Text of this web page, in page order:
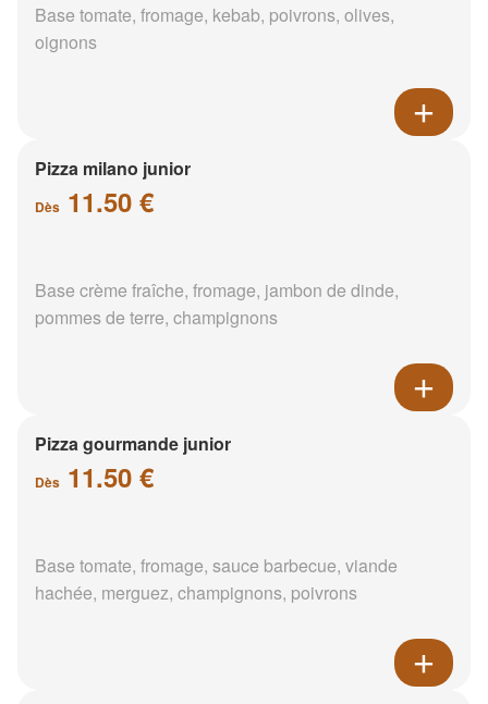
Base tomate, fromage, kebab, poivrons, olives,
oignons
Pizza milano junior
Dès 11.50 €
Base crème fraîche, fromage, jambon de dinde,
pommes de terre, champignons
Pizza gourmande junior
Dès 11.50 €
Base tomate, fromage, sauce barbecue, viande
hachée, merguez, champignons, poivrons